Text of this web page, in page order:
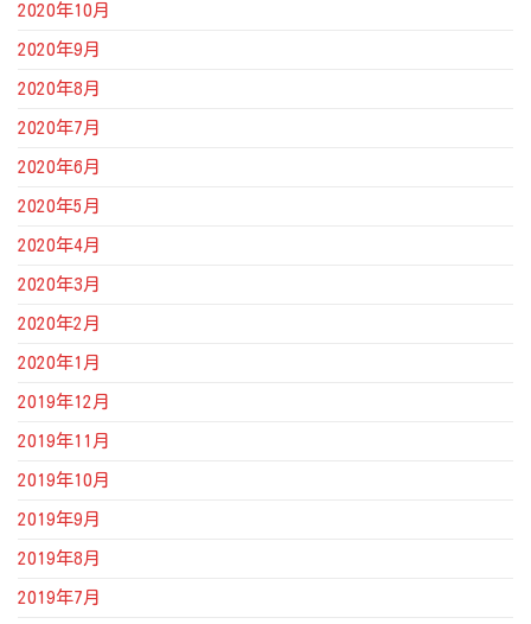
2020年10月
2020年9月
2020年8月
2020年7月
2020年6月
2020年5月
2020年4月
2020年3月
2020年2月
2020年1月
2019年12月
2019年11月
2019年10月
2019年9月
2019年8月
2019年7月